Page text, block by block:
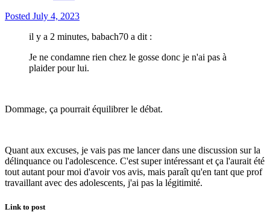
Posted July 4, 2023
il y a 2 minutes, babach70 a dit :
Je ne condamne rien chez le gosse donc je n'ai pas à
plaider pour lui.
Dommage, ça pourrait équilibrer le débat.
Quant aux excuses, je vais pas me lancer dans une discussion sur la
délinquance ou l'adolescence. C'est super intéressant et ça l'aurait été
tout autant pour moi d'avoir vos avis, mais paraît qu'en tant que prof
travaillant avec des adolescents, j'ai pas la légitimité.
Link to post